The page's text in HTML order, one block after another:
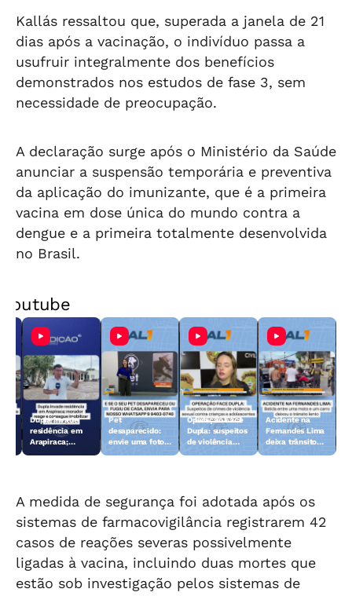
Kallás ressaltou que, superada a janela de 21
dias após a vacinação, o indivíduo passa a
usufruir integralmente dos benefícios
demonstrados nos estudos de fase 3, sem
necessidade de preocupação.
A declaração surge após o Ministério da Saúde
anunciar a suspensão temporária e preventiva
da aplicação do imunizante, que é a primeira
vacina em dose única do mundo contra a
dengue e a primeira totalmente desenvolvida
no Brasil.
Dupla invade
residência em
Arapiraca;
Pet
desaparecido:
envie uma foto
Operação Face
Dupla: suspeitos
de violência
Acidente na
Fernandes Lima
deixa trânsito
A medida de segurança foi adotada após os
sistemas de farmacovigilância registrarem 42
casos de reações severas possivelmente
ligadas à vacina, incluindo duas mortes que
estão sob investigação pelos sistemas de